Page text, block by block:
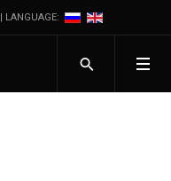
LANGUAGE: